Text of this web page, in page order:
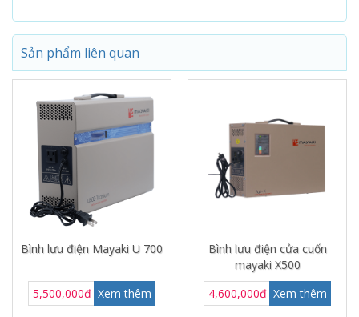
Sản phẩm liên quan
Bình lưu điện Mayaki U 700
5,500,000đ Xem thêm
Bình lưu điện cửa cuốn
mayaki X500
4,600,000đ Xem thêm